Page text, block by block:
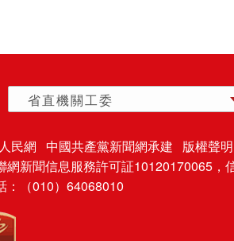
省直機關工委
民網 中國共產黨新聞網承建 版權聲明
網新聞信息服務許可証10120170065，
：（010）64068010